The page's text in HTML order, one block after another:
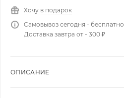
Хочу в подарок
Самовывоз сегодня - бесплатно
Доставка завтра от - 300 ₽
ОПИСАНИЕ